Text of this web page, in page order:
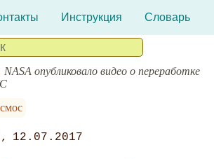
Инструкция Словарь
NASA опубликовало видео о переработке
12.07.2017